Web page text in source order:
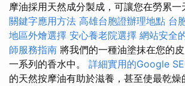
摩油採用天然成分製成，可讓您在勞累一
關鍵字應用方法 高雄台胞證辦理地點 台
地區外燴選擇 安心養老院選擇 網站安全
師服務指南 將我們的一種油塗抹在您的
一系列的香水中。 詳細實用的Google
的天然按摩油有助於滋養，甚至使最乾燥